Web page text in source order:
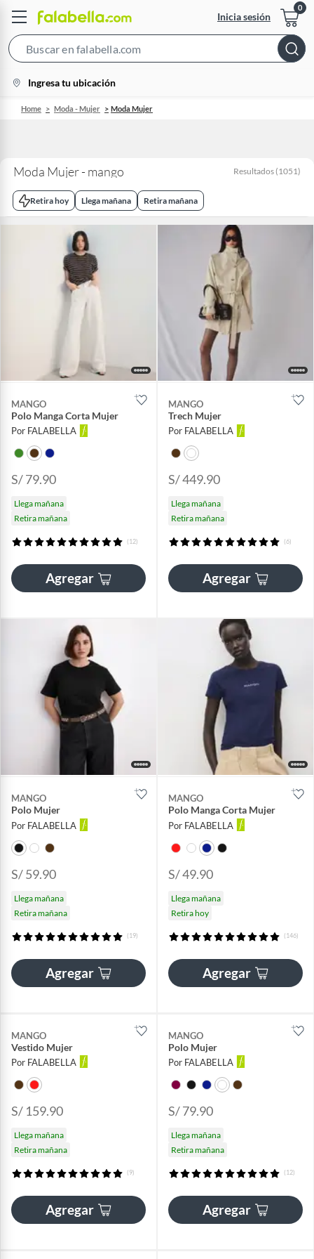
Inicia sesión
Bar
location-
icon
Ingresa tu ubicación
Home Moda - Mujer Moda Mujer
Moda Mujer - mango Resultados (1051)
Retira hoy Llega mañana Retira mañana
MANGO
Polo Manga Corta Mujer
Por FALABELLA
S/ 79.90
Llega mañana
Retira mañana
(12)
Agregar
MANGO
Trech Mujer
Por FALABELLA
S/ 449.90
Llega mañana
Retira mañana
(6)
Agregar
MANGO
Polo Mujer
Por FALABELLA
S/ 59.90
Llega mañana
Retira mañana
(19)
Agregar
MANGO
Polo Manga Corta Mujer
Por FALABELLA
S/ 49.90
Llega mañana
Retira hoy
(146)
Agregar
MANGO
Vestido Mujer
Por FALABELLA
S/ 159.90
Llega mañana
Retira mañana
(9)
Agregar
MANGO
Polo Mujer
Por FALABELLA
S/ 79.90
Llega mañana
Retira mañana
(12)
Agregar